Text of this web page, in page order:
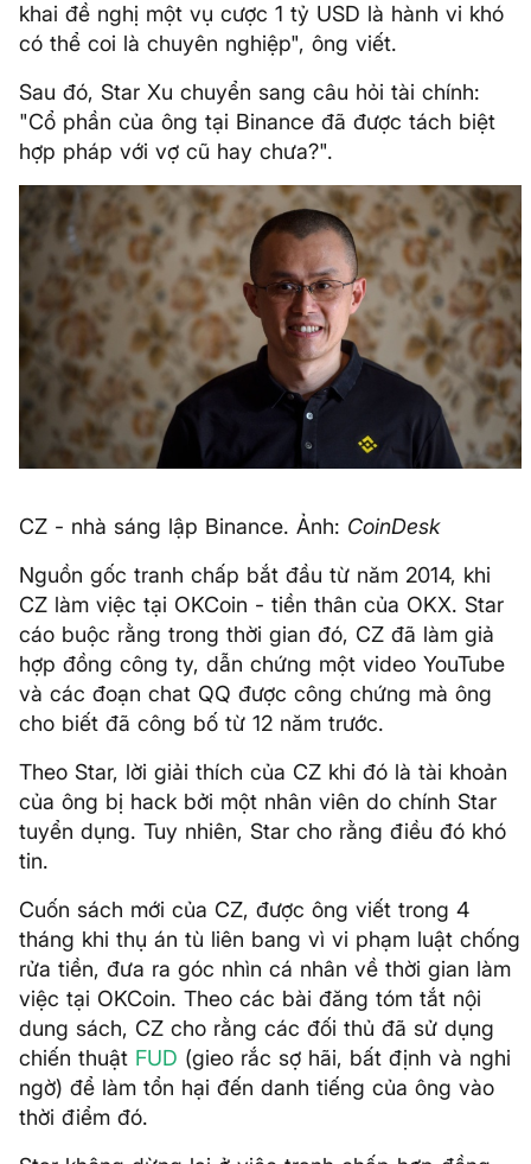
khai đề nghị một vụ cược 1 tỷ USD là hành vi khó
có thể coi là chuyên nghiệp", ông viết.
Sau đó, Star Xu chuyển sang câu hỏi tài chính:
"Cổ phần của ông tại Binance đã được tách biệt
hợp pháp với vợ cũ hay chưa?".
CZ - nhà sáng lập Binance. Ảnh: CoinDesk
Nguồn gốc tranh chấp bắt đầu từ năm 2014, khi
CZ làm việc tại OKCoin - tiền thân của OKX. Star
cáo buộc rằng trong thời gian đó, CZ đã làm giả
hợp đồng công ty, dẫn chứng một video YouTube
và các đoạn chat QQ được công chứng mà ông
cho biết đã công bố từ 12 năm trước.
Theo Star, lời giải thích của CZ khi đó là tài khoản
của ông bị hack bởi một nhân viên do chính Star
tuyển dụng. Tuy nhiên, Star cho rằng điều đó khó
tin.
Cuốn sách mới của CZ, được ông viết trong 4
tháng khi thụ án tù liên bang vì vi phạm luật chống
rửa tiền, đưa ra góc nhìn cá nhân về thời gian làm
việc tại OKCoin. Theo các bài đăng tóm tắt nội
dung sách, CZ cho rằng các đối thủ đã sử dụng
chiến thuật FUD (gieo rắc sợ hãi, bất định và nghi
ngờ) để làm tổn hại đến danh tiếng của ông vào
thời điểm đó.